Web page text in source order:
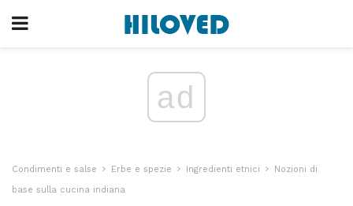
ad
Condimenti e salse Erbe e spezie Ingredienti etnici
Nozioni di
base sulla cucina indiana